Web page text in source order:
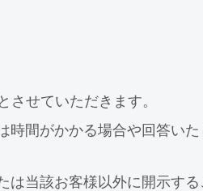
せていただきます。
時間がかかる場合や回答いた
は当該お客様以外に開示する